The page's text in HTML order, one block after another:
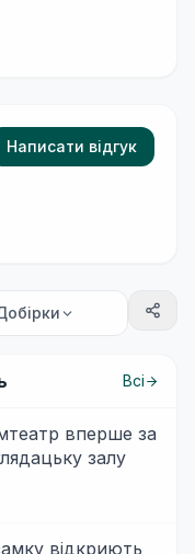
Написати відгук
Всі
вперше за
залу
відкриють